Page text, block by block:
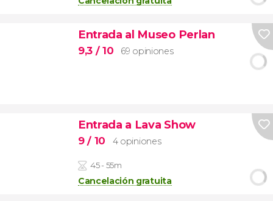
Entrada al Museo Perlan
9,3 / 10 69 opiniones
Entrada a Lava Show
9/ 10 4 opiniones
45 - 55m
Cancelación gratuita